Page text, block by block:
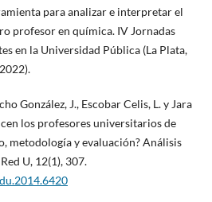
para analizar e interpretar el
profesor en química. IV Jornadas
en la Universidad Pública (La Plata,
González, J., Escobar Celis, L. y Jara
los profesores universitarios de
metodología y evaluación? Análisis
U, 12(1), 307.